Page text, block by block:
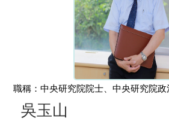
職稱：中央研究院院士、中央研究院
吳玉山